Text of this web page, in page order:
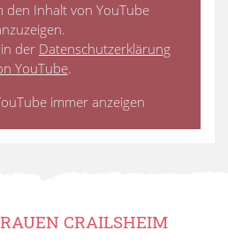
den Inhalt von YouTube
der Datenschutzerklärung
YouTube.
immer anzeigen
CRAILSHEIM